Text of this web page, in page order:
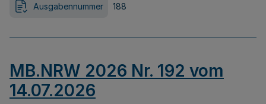
Ausgabennummer 188
MB.NRW 2026 Nr. 192 vom
14.07.2026